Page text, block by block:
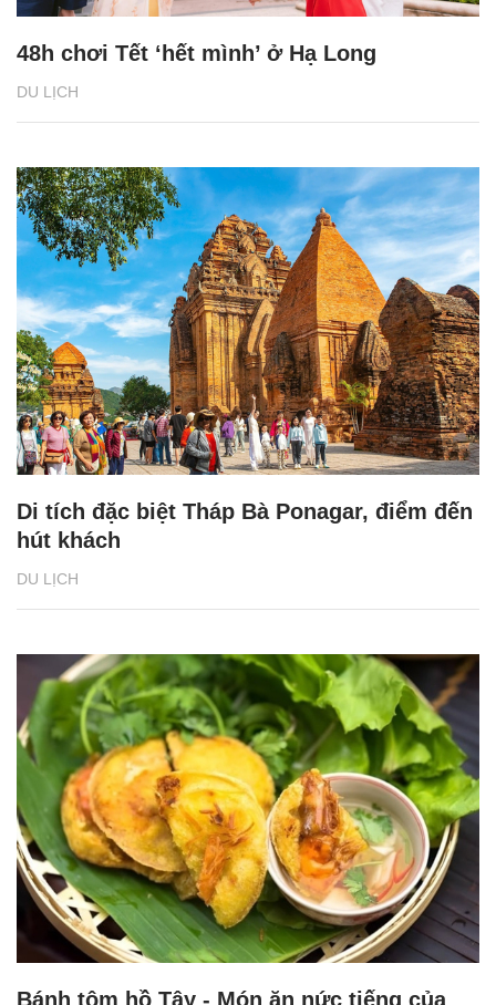
DU LỊCH
48h chơi Tết ‘hết mình’ ở Hạ Long
DU LỊCH
Di tích đặc biệt Tháp Bà Ponagar, điểm đến
hút khách
Bánh tôm hồ Tây - Món ăn nức tiếng của